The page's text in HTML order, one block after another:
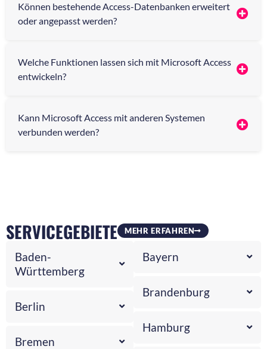
Können bestehende Access-Datenbanken erweitert
oder angepasst werden?
Welche Funktionen lassen sich mit Microsoft Access
entwickeln?
Kann Microsoft Access mit anderen Systemen
verbunden werden?
SERVICEGEBIETE MEHR ERFAHREN
Baden-
Württemberg
Berlin
Bremen
Bayern
Brandenburg
Hamburg